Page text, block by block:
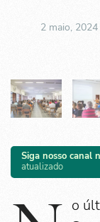
2 maio, 2024
Siga nosso canal
atualizado
o